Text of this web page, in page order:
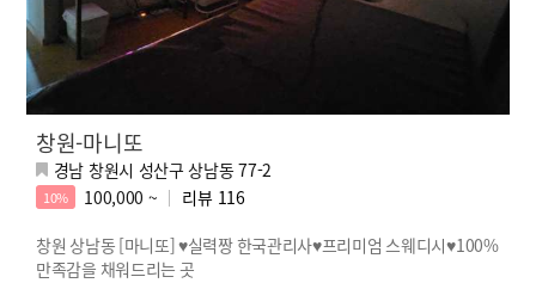
창원-마니또
경남 창원시 성산구 상남동 77-2
10% 100,000 ~ 리뷰 116
창원 상남동 [마니또] ♥실력짱 한국관리사♥프리미엄 스웨디시♥100%
만족감을 채워드리는 곳